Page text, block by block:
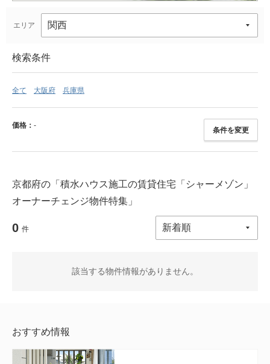
エリア
検索条件
全て 大阪府 兵庫県
価格： -
条件を変更
京都府の「積水ハウス施工の賃貸住宅「シャーメゾン」
オーナーチェンジ物件特集」
0 件
該当する物件情報がありません。
おすすめ情報